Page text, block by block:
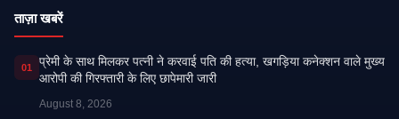
ताज़ा खबरें
01
प्रेमी के साथ मिलकर पत्नी ने करवाई पति की हत्या, खगड़िया कनेक्शन वाले मुख्य
आरोपी की गिरफ्तारी के लिए छापेमारी जारी
August 8, 2026